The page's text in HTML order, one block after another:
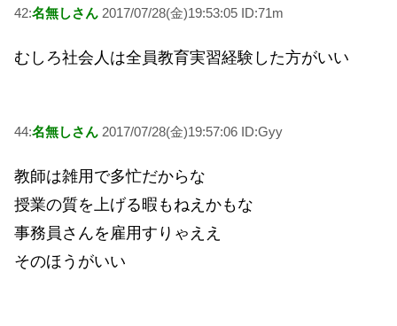
42:名無しさん 2017/07/28(金)19:53:05 ID:71m
むしろ社会人は全員教育実習経験した方がいい
44:名無しさん 2017/07/28(金)19:57:06 ID:Gyy
教師は雑用で多忙だからな
授業の質を上げる暇もねえかもな
事務員さんを雇用すりゃええ
そのほうがいい